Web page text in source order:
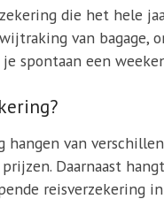
die het hele
van
spontaan een
van
prijzen. Daarnaast
reisverzekering